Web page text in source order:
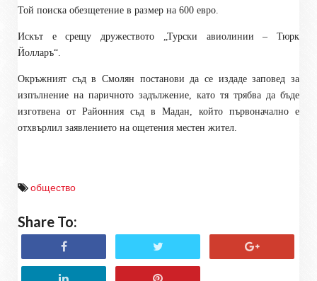
Той поиска обезщетение в размер на 600 евро.
Искът е срещу дружеството „Турски авиолинии – Тюрк
Йолларъ“.
Окръжният съд в Смолян постанови да се издаде заповед за
изпълнение на паричното задължение, като тя трябва да бъде
изготвена от Районния съд в Мадан, който първоначално е
отхвърлил заявлението на ощетения местен жител.
общество
Share To: